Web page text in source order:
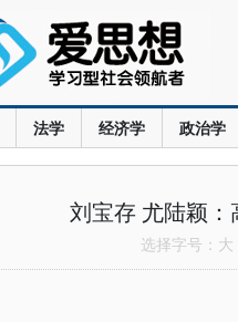
法学 经济学 政治学
刘宝存 尤陆颖
选择字号： 大